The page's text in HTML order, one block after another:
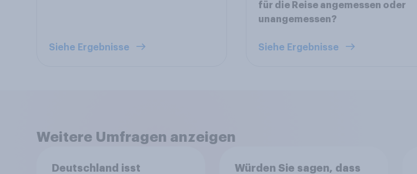
Siehe Ergebnisse
für die Reise angemessen oder
unangemessen?
Siehe Ergebnisse
Weitere Umfragen anzeigen
Deutschland isst
Würden Sie sagen, dass